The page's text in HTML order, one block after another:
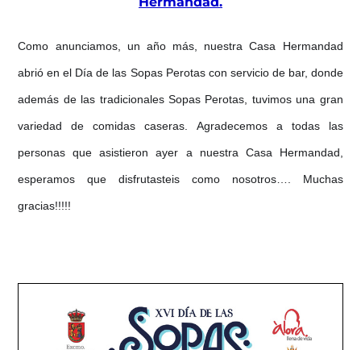
Como anunciamos, un año más, nuestra Casa Hermandad
abrió en el Día de las Sopas Perotas con servicio de bar, donde
además de las tradicionales Sopas Perotas, tuvimos una gran
variedad de comidas caseras. Agradecemos a todas las
personas que asistieron ayer a nuestra Casa Hermandad,
esperamos que disfrutasteis como nosotros…. Muchas
gracias!!!!!